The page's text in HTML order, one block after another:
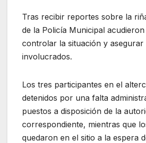
Tras recibir reportes sobre la
de la Policía Municipal
controlar la situación y asegurar
involucrados.
Los tres participantes en el
detenidos por una falta
puestos a disposición de la
correspondiente, mientras que
quedaron en el sitio a la espera